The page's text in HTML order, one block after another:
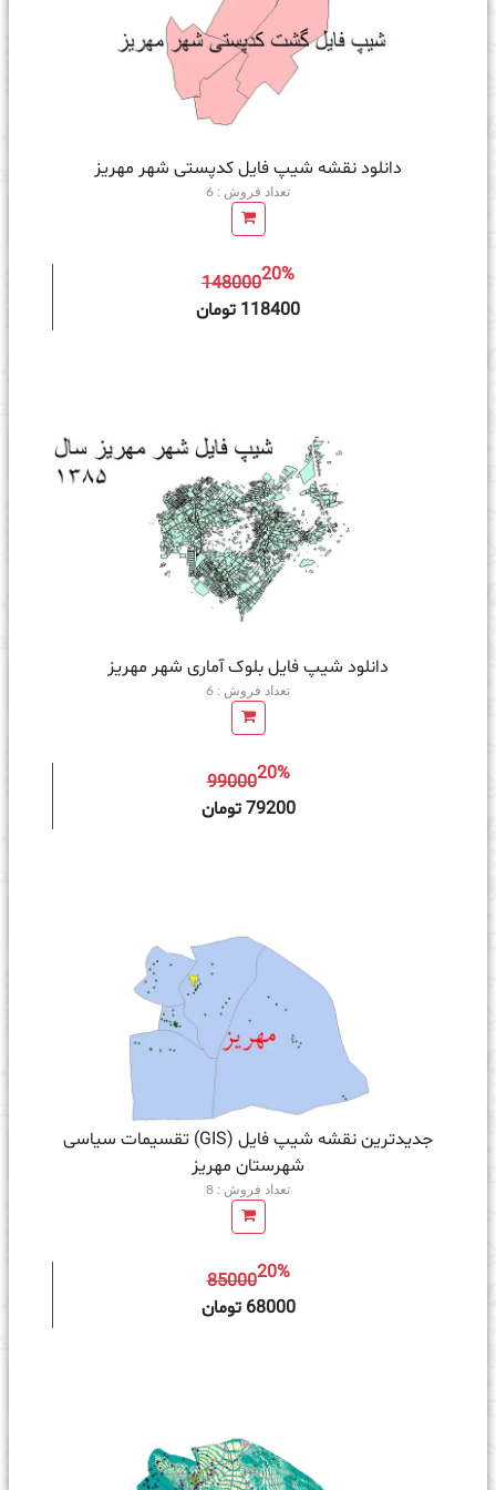
دانلود نقشه شیپ فایل کدپستی شهر مهریز
تعداد فروش : 6
14800020%
118400 تومان
دانلود شیپ فایل بلوک آماری شهر مهریز
تعداد فروش : 6
9900020%
79200 تومان
جدیدترین نقشه شیپ فایل (GIS) تقسیمات سیاسی
شهرستان مهریز
تعداد فروش : 8
8500020%
68000 تومان